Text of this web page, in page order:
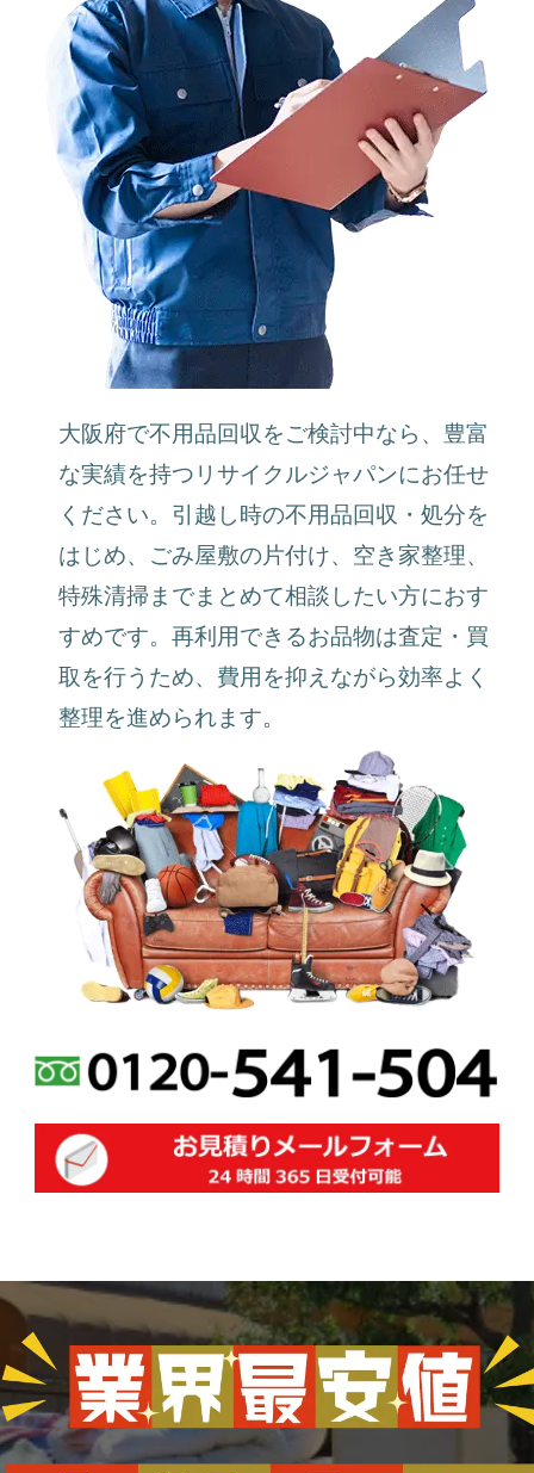
大阪府で不用品回収をご検討中なら、豊富
な実績を持つリサイクルジャパンにお任せ
ください。引越し時の不用品回収・処分を
はじめ、ごみ屋敷の片付け、空き家整理、
特殊清掃までまとめて相談したい方におす
すめです。再利用できるお品物は査定・買
取を行うため、費用を抑えながら効率よく
整理を進められます。